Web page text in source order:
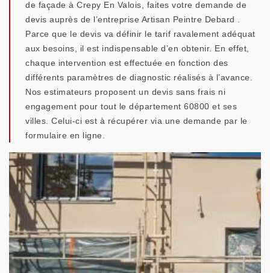
de façade à Crepy En Valois, faites votre demande de
devis auprès de l’entreprise Artisan Peintre Debard .
Parce que le devis va définir le tarif ravalement adéquat
aux besoins, il est indispensable d’en obtenir. En effet,
chaque intervention est effectuée en fonction des
différents paramètres de diagnostic réalisés à l’avance.
Nos estimateurs proposent un devis sans frais ni
engagement pour tout le département 60800 et ses
villes. Celui-ci est à récupérer via une demande par le
formulaire en ligne.